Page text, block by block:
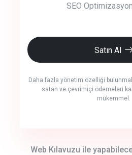
SEO
Satın Al
Daha fazla yönetim özelliği
satan ve çevrimiçi ödemeleri
mükemmel.
Web Kılavuzu ile